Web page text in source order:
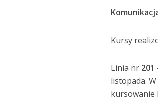
Kursy
Linia nr 201
listopada.
kursowanie